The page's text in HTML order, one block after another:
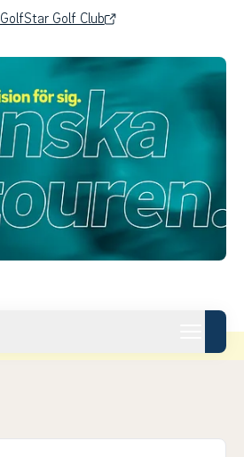
GolfStar Golf Club